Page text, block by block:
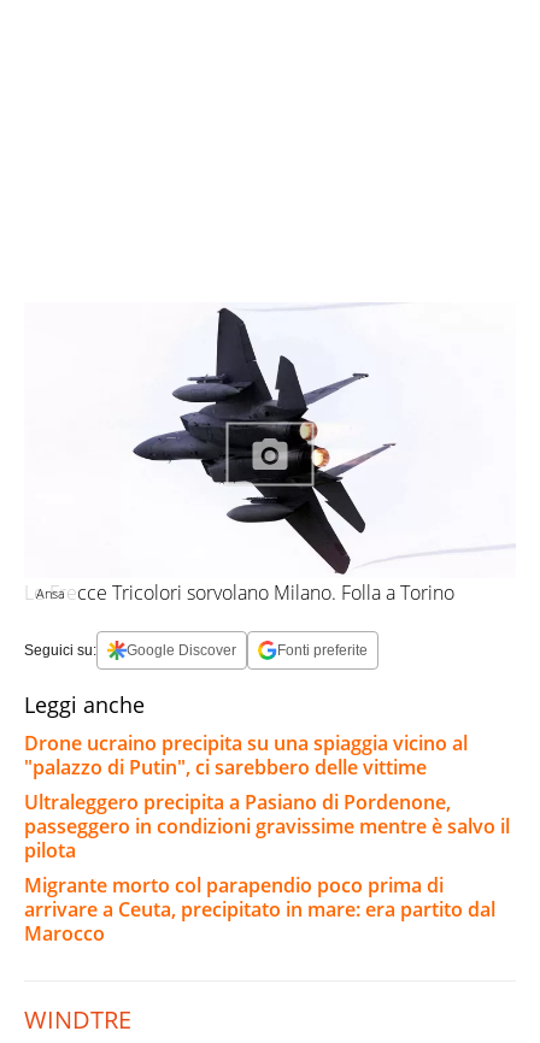
Ansa
Le Frecce Tricolori sorvolano Milano. Folla a Torino
Seguici su: Google Discover Fonti preferite
Leggi anche
Drone ucraino precipita su una spiaggia vicino al
"palazzo di Putin", ci sarebbero delle vittime
Ultraleggero precipita a Pasiano di Pordenone,
passeggero in condizioni gravissime mentre è salvo il
pilota
Migrante morto col parapendio poco prima di
arrivare a Ceuta, precipitato in mare: era partito dal
Marocco
WINDTRE